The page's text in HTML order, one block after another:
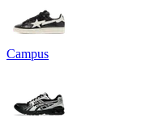
Campus